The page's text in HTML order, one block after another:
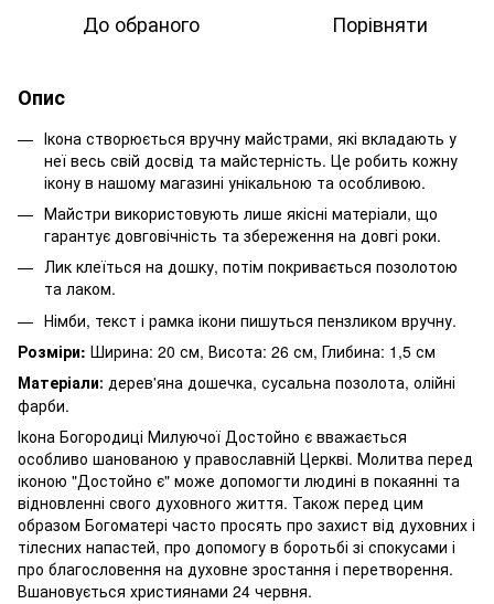
До обраного Порівняти
Опис
Ікона створюється вручну майстрами, які вкладають у
неї весь свій досвід та майстерність. Це робить кожну
ікону в нашому магазині унікальною та особливою.
Майстри використовують лише якісні матеріали, що
гарантує довговічність та збереження на довгі роки.
Лик клеїться на дошку, потім покривається позолотою
та лаком.
Німби, текст і рамка ікони пишуться пензликом вручну.
Розміри: Ширина: 20 см, Висота: 26 см, Глибина: 1,5 см
Матеріали: дерев'яна дошечка, сусальна позолота, олійні
фарби.
Ікона Богородиці Милуючої Достойно є вважається
особливо шанованою у православній Церкві. Молитва перед
іконою "Достойно є" може допомогти людині в покаянні та
відновленні свого духовного життя. Також перед цим
образом Богоматері часто просять про захист від духовних і
тілесних напастей, про допомогу в боротьбі зі спокусами і
про благословення на духовне зростання і перетворення.
Вшановується християнами 24 червня.